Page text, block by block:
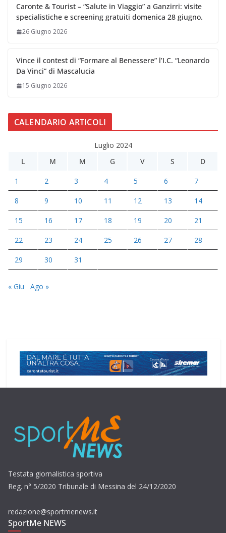
Caronte & Tourist – “Salute in Viaggio” a Ganzirri: visite
specialistiche e screening gratuiti domenica 28 giugno.
26 Giugno 2026
Vince il contest di “Formare al Benessere” l’I.C. “Leonardo
Da Vinci” di Mascalucia
15 Giugno 2026
CALENDARIO ARTICOLI
Luglio 2024
L
M M G V S D
1 2 3 4 5 6 7
8 9 10 11 12 13 14
15 16 17 18 19 20 21
22 23 24 25 26 27 28
29 30 31
« Giu Ago »
Testata giornalistica sportiva
Reg. n° 5/2020 Tribunale di Messina del 24/12/2020
redazione@sportmenews.it
SportMe NEWS